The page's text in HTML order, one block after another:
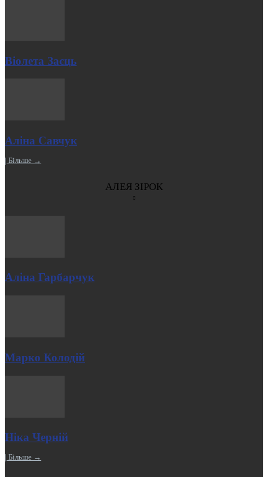
Віолета Заєць
Аліна Савчук
| Більше →
АЛЕЯ ЗІРОК
Аліна Гарбарчук
Марко Колодій
Ніка Черній
| Більше →